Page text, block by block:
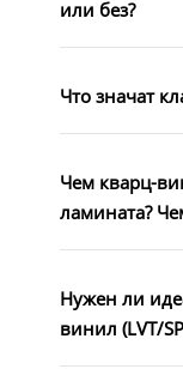
или без?
Что значат
Чем кварц-
ламината?
Нужен ли
винил (LVT/